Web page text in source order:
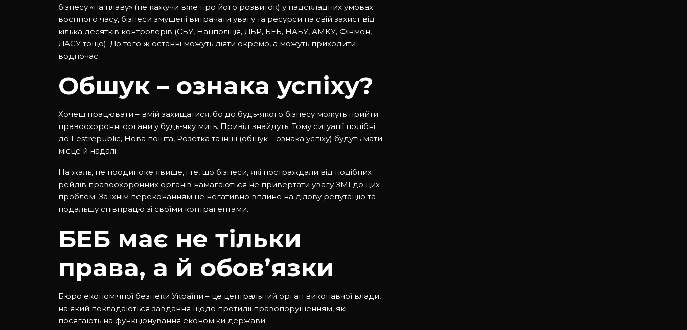
бізнесу «на плаву» (не кажучи вже про його розвиток) у надскладних умовах
воєнного часу, бізнеси змушені витрачати увагу та ресурси на свій захист від
кілька десятків контролерів (СБУ, Нацполіція, ДБР, БЕБ, НАБУ, АМКУ, Фінмон,
ДАСУ тощо). До того ж останні можуть діяти окремо, а можуть приходити
водночас.
Обшук – ознака успіху?
Хочеш працювати – вмій захищатися, бо до будь-якого бізнесу можуть прийти
правоохоронні органи у будь-яку мить. Привід знайдуть. Тому ситуації подібні
до Festrepublic, Нова пошта, Розетка та інші (обшук – ознака успіху) будуть мати
місце й надалі.
На жаль, не поодиноке явище, і те, що бізнеси, які постраждали від подібних
рейдів правоохоронних органів намагаються не привертати увагу ЗМІ до цих
проблем. За їхнім переконанням це негативно вплине на ділову репутацію та
подальшу співпрацю зі своїми контрагентами.
БЕБ має не тільки
права, а й обов’язки
Бюро економічної безпеки України – це центральний орган виконавчої влади,
на який покладаються завдання щодо протидії правопорушенням, які
посягають на функціонування економіки держави.